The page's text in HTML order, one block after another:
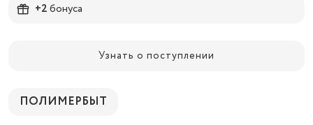
+2бонуса
Узнать о поступлении
ПОЛИМЕРБЫТ